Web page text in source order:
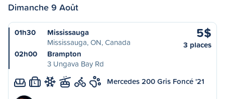
Dimanche 9 Août
01h30
Mississauga
Mississauga, ON, Canada
02h00
Brampton
3 Ungava Bay Rd
5$
3 places
L Mercedes 200 Gris Foncé '21